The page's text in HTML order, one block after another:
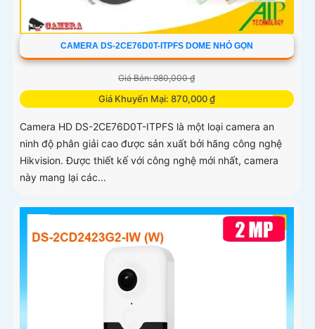
CAMERA DS-2CE76D0T-ITPFS DOME NHỎ GỌN
Giá Bán: 980,000 ₫
Giá Khuyến Mại: 870,000 ₫
Camera HD DS-2CE76D0T-ITPFS là một loại camera an
ninh độ phân giải cao được sản xuất bởi hãng công nghệ
Hikvision. Được thiết kế với công nghệ mới nhất, camera
này mang lại các...